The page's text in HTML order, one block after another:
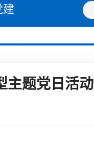
建
主题党日活动